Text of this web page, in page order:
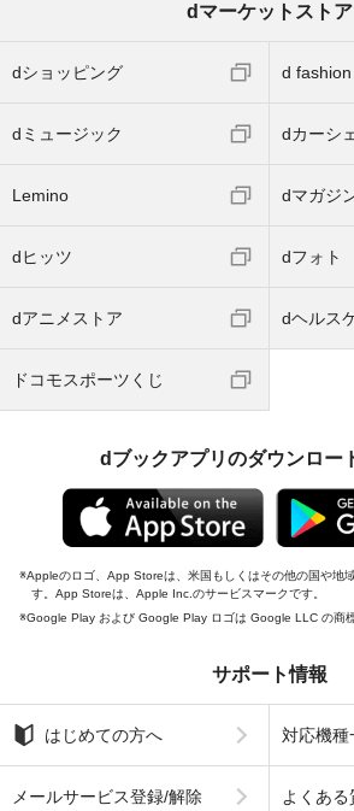
dマーケットストア
dショッピング d fashion
dミュージック dカーシ
Lemino dマガジ
dヒッツ dフォト
dアニメストア dヘルス
ドコモスポーツくじ
dブックアプリのダウンロー
Appleのロゴ、App Storeは、米国もしくはその他の国や地
す。App Storeは、Apple Inc.のサービスマークです。
Google Play および Google Play ロゴは Google LLC の商標
サポート情報
はじめての方へ 対応機種
メールサービス登録/解除 よくある